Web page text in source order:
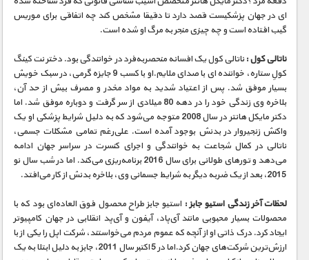
ای در جهان پزشکیست قصد دارد تا دقیقا مشخص کند چه اتفاقی برای موریس
گیب افتاده است و چه چیزی منجر به مرگ او شده است.
ناتالی کول : ناتالی کول یک افسانه منحصربه‌فرد در خوانندگی بود. دختر نت کینگ
کولِ ستاره، خواننده ای با صدای ملایم.او با کسب 9 جایزه گرمی، در سبک خویش
بسیار موفق شد. پس از اعتیاد شدید به مواد مخدر و مصرف بیش از حد آن،
بلاخره وی زندگی خود را در دهه 80 میلادی از سر گرفت و دوباره موفق شد. اما
دکتر مایکل هانتر در سال 2008 متوجه می‌شود که به دلیل شرایط پزشکی او یک
واکنش زنجیروار در بدنش بوجود آمده است. علی‌رغم تمامی مشکلات جسمی،
ناتالی در کمال شجاعت به خوانندگی و اجرای کنسرت در سراسر جهان ادامه
می‌دهد و تورهای طولانی برای سال 2016 برنامه‌ریزی می‌کند. اما در شب سال نو
2015، بعد از یک ضربه دیگر به شرایط جسمانی وی، بلاخره بدنش از کار می‌افتد.
لحظات آخر زندگی استیو جابز : استیو جابز طراح محصول فوق العاده‌ای بود که با
محصولات بسیار محبوبی مانند آی‌پاد، آیفون و آی‌پد انقلابی در جهان کامپیوتر
ایجاد کرد. درک ذاتی او از آنچه که عموم مردم می‌خواستند، شرکت اپل را یکی از با
ارزش‌ترین شرکت‌های جهان کرد.اما در 5 اکتبر سال 2011، جابز به دلیل ابتلا به یک